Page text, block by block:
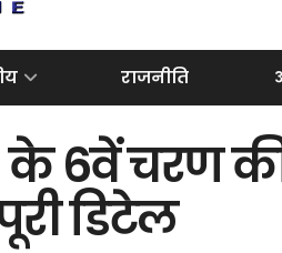
राजनीति
के 6वें चरण की
डिटेल